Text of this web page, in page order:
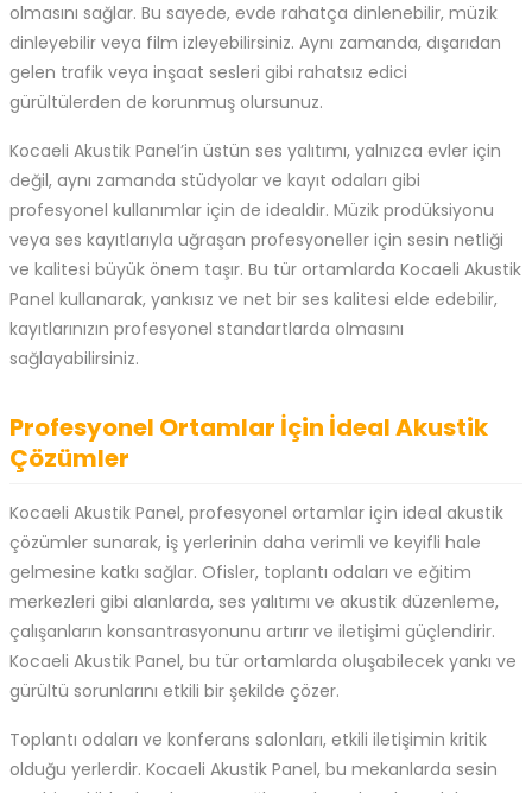
olmasını sağlar. Bu sayede, evde rahatça dinlenebilir, müzik
dinleyebilir veya film izleyebilirsiniz. Aynı zamanda, dışarıdan
gelen trafik veya inşaat sesleri gibi rahatsız edici
gürültülerden de korunmuş olursunuz.
Kocaeli Akustik Panel’in üstün ses yalıtımı, yalnızca evler için
değil, aynı zamanda stüdyolar ve kayıt odaları gibi
profesyonel kullanımlar için de idealdir. Müzik prodüksiyonu
veya ses kayıtlarıyla uğraşan profesyoneller için sesin netliği
ve kalitesi büyük önem taşır. Bu tür ortamlarda Kocaeli Akustik
Panel kullanarak, yankısız ve net bir ses kalitesi elde edebilir,
kayıtlarınızın profesyonel standartlarda olmasını
sağlayabilirsiniz.
Profesyonel Ortamlar İçin İdeal Akustik
Çözümler
Kocaeli Akustik Panel, profesyonel ortamlar için ideal akustik
çözümler sunarak, iş yerlerinin daha verimli ve keyifli hale
gelmesine katkı sağlar. Ofisler, toplantı odaları ve eğitim
merkezleri gibi alanlarda, ses yalıtımı ve akustik düzenleme,
çalışanların konsantrasyonunu artırır ve iletişimi güçlendirir.
Kocaeli Akustik Panel, bu tür ortamlarda oluşabilecek yankı ve
gürültü sorunlarını etkili bir şekilde çözer.
Toplantı odaları ve konferans salonları, etkili iletişimin kritik
olduğu yerlerdir. Kocaeli Akustik Panel, bu mekanlarda sesin